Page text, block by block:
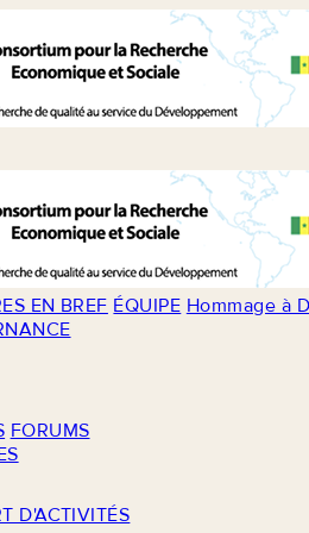
EN BREF ÉQUIPE Hommage à
FORUMS
D'ACTIVITÉS